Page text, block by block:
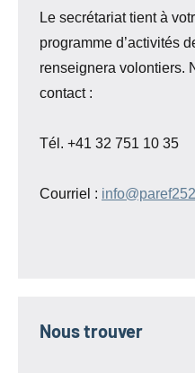
Le secrétariat tient à
programme d’activités
renseignera volontiers.
contact :
Tél. +41 32 751 10 35
Courriel :
Nous trouver